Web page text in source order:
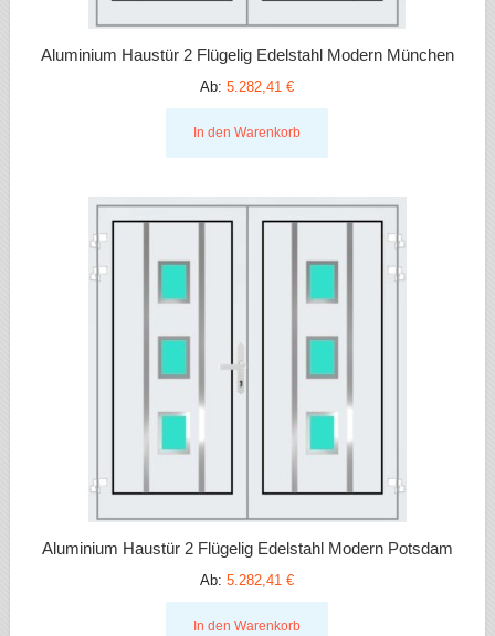
Aluminium Haustür 2 Flügelig Edelstahl Modern München
Ab:5.282,41 €
In den Warenkorb
Aluminium Haustür 2 Flügelig Edelstahl Modern Potsdam
Ab:5.282,41 €
In den Warenkorb